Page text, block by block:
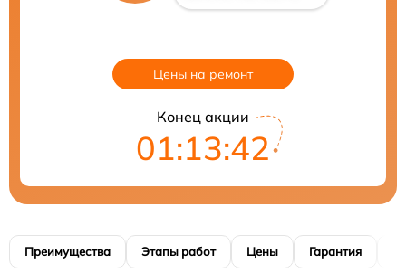
Цены на ремонт
Конец акции
01:13:41
Преимущества Этапы работ Цены Гарантия